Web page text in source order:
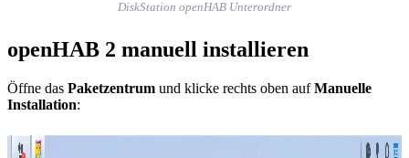
DiskStation openHAB Unterordner
openHAB 2 manuell installieren
Öffne das Paketzentrum und klicke rechts oben aufManuelle
Installation: